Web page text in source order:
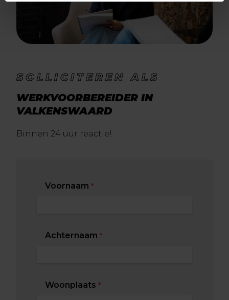
SOLLICITEREN ALS
WERKVOORBEREIDER IN
VALKENSWAARD
Binnen 24 uur reactie!
Voornaam *
Achternaam *
Woonplaats *